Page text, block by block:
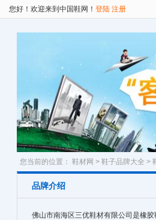
您好！欢迎来到中国鞋网！ 登陆 注册
您当前的位置： 鞋材网 > 鞋子品牌大全 >
品牌介绍
佛山市南海区三优鞋材有限公司是橡